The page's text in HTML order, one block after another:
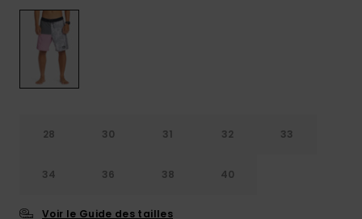
Consulter
28 30 31 32 33
34 36 38 40
Voir le Guide des tailles